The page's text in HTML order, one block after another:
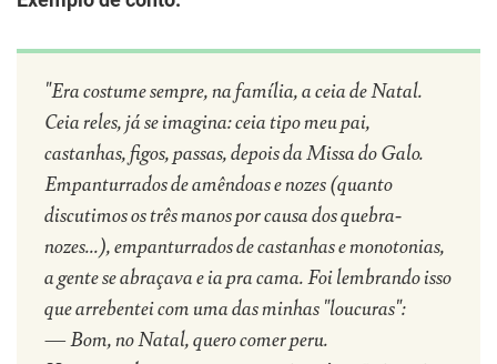
"Era costume sempre, na família, a ceia de Natal.
Ceia reles, já se imagina: ceia tipo meu pai,
castanhas, figos, passas, depois da Missa do Galo.
Empanturrados de amêndoas e nozes (quanto
discutimos os três manos por causa dos quebra-
nozes...), empanturrados de castanhas e monotonias,
a gente se abraçava e ia pra cama. Foi lembrando isso
que arrebentei com uma das minhas "loucuras":
— Bom, no Natal, quero comer peru.